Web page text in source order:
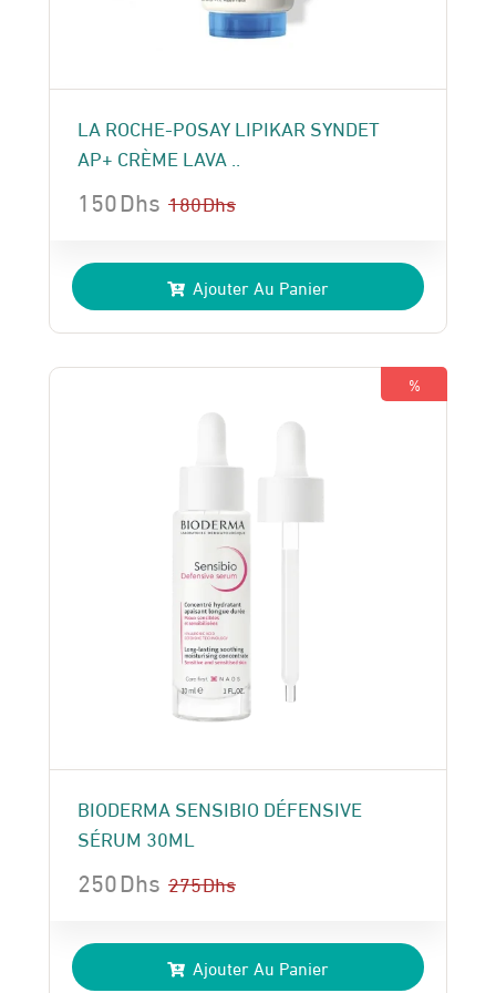
LA ROCHE-POSAY LIPIKAR SYNDET
AP+ CRÈME LAVA ..
180Dhs
prix
initial
était :
180 Dhs.
150Dhs
prix
actuel
est :
150 Dhs.
Ajouter Au Panier
%
BIODERMA SENSIBIO DÉFENSIVE
SÉRUM 30ML
275Dhs
prix
initial
250Dhs
prix
actuel
Ajouter Au Panier